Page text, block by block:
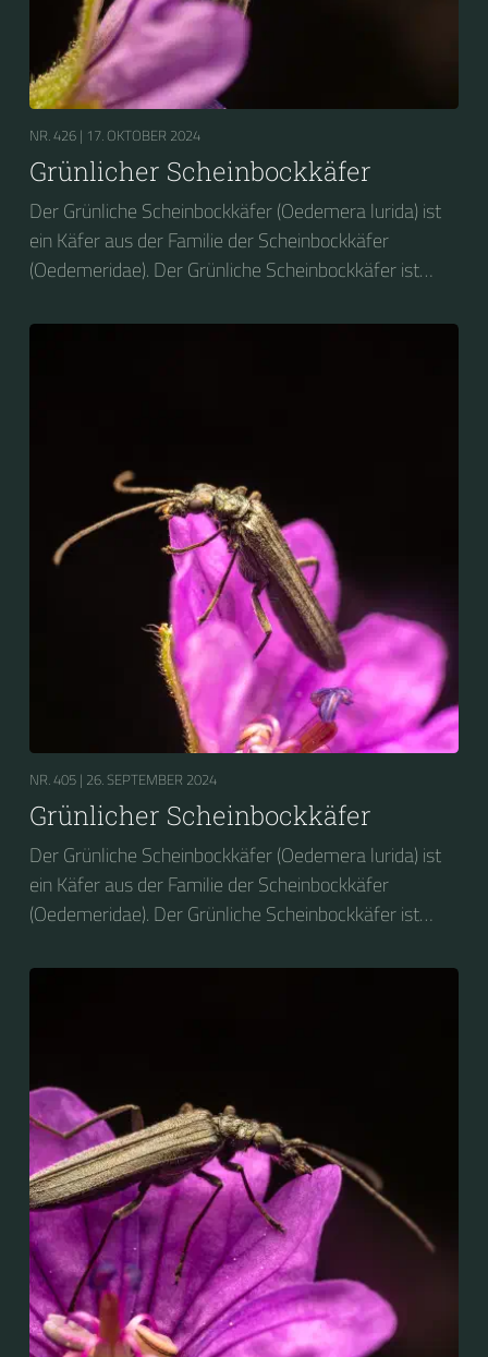
NR. 426 | 17. OKTOBER 2024
Grünlicher Scheinbockkäfer
Der Grünliche Scheinbockkäfer (Oedemera lurida) ist
ein Käfer aus der Familie der Scheinbockkäfer
(Oedemeridae). Der Grünliche Scheinbockkäfer ist
Scheinbockkäfer (Oedemera nobilis).
NR. 405 | 26. SEPTEMBER 2024
Grünlicher Scheinbockkäfer
Der Grünliche Scheinbockkäfer (Oedemera lurida) ist
ein Käfer aus der Familie der Scheinbockkäfer
(Oedemeridae). Der Grünliche Scheinbockkäfer ist
Scheinbockkäfer (Oedemera nobilis).